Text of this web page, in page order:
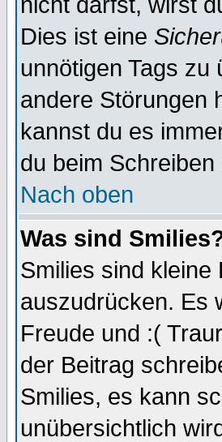
Dies ist eine
unnötigen Tags
andere Störungen
kannst du es
du beim
Nach oben
Was sind
Smilies sind kleine
auszudrücken. Es
Freude und :(
der Beitrag
Smilies, es kann
unübersichtlich